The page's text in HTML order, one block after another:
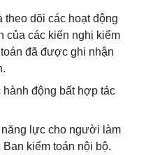
dõi các hoạt động
của các kiến nghị kiểm
đã được ghi nhận
động bất hợp tác
lực cho người làm
kiểm toán nội bộ.